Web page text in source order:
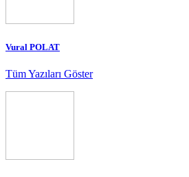
Vural POLAT
Tüm Yazıları Göster